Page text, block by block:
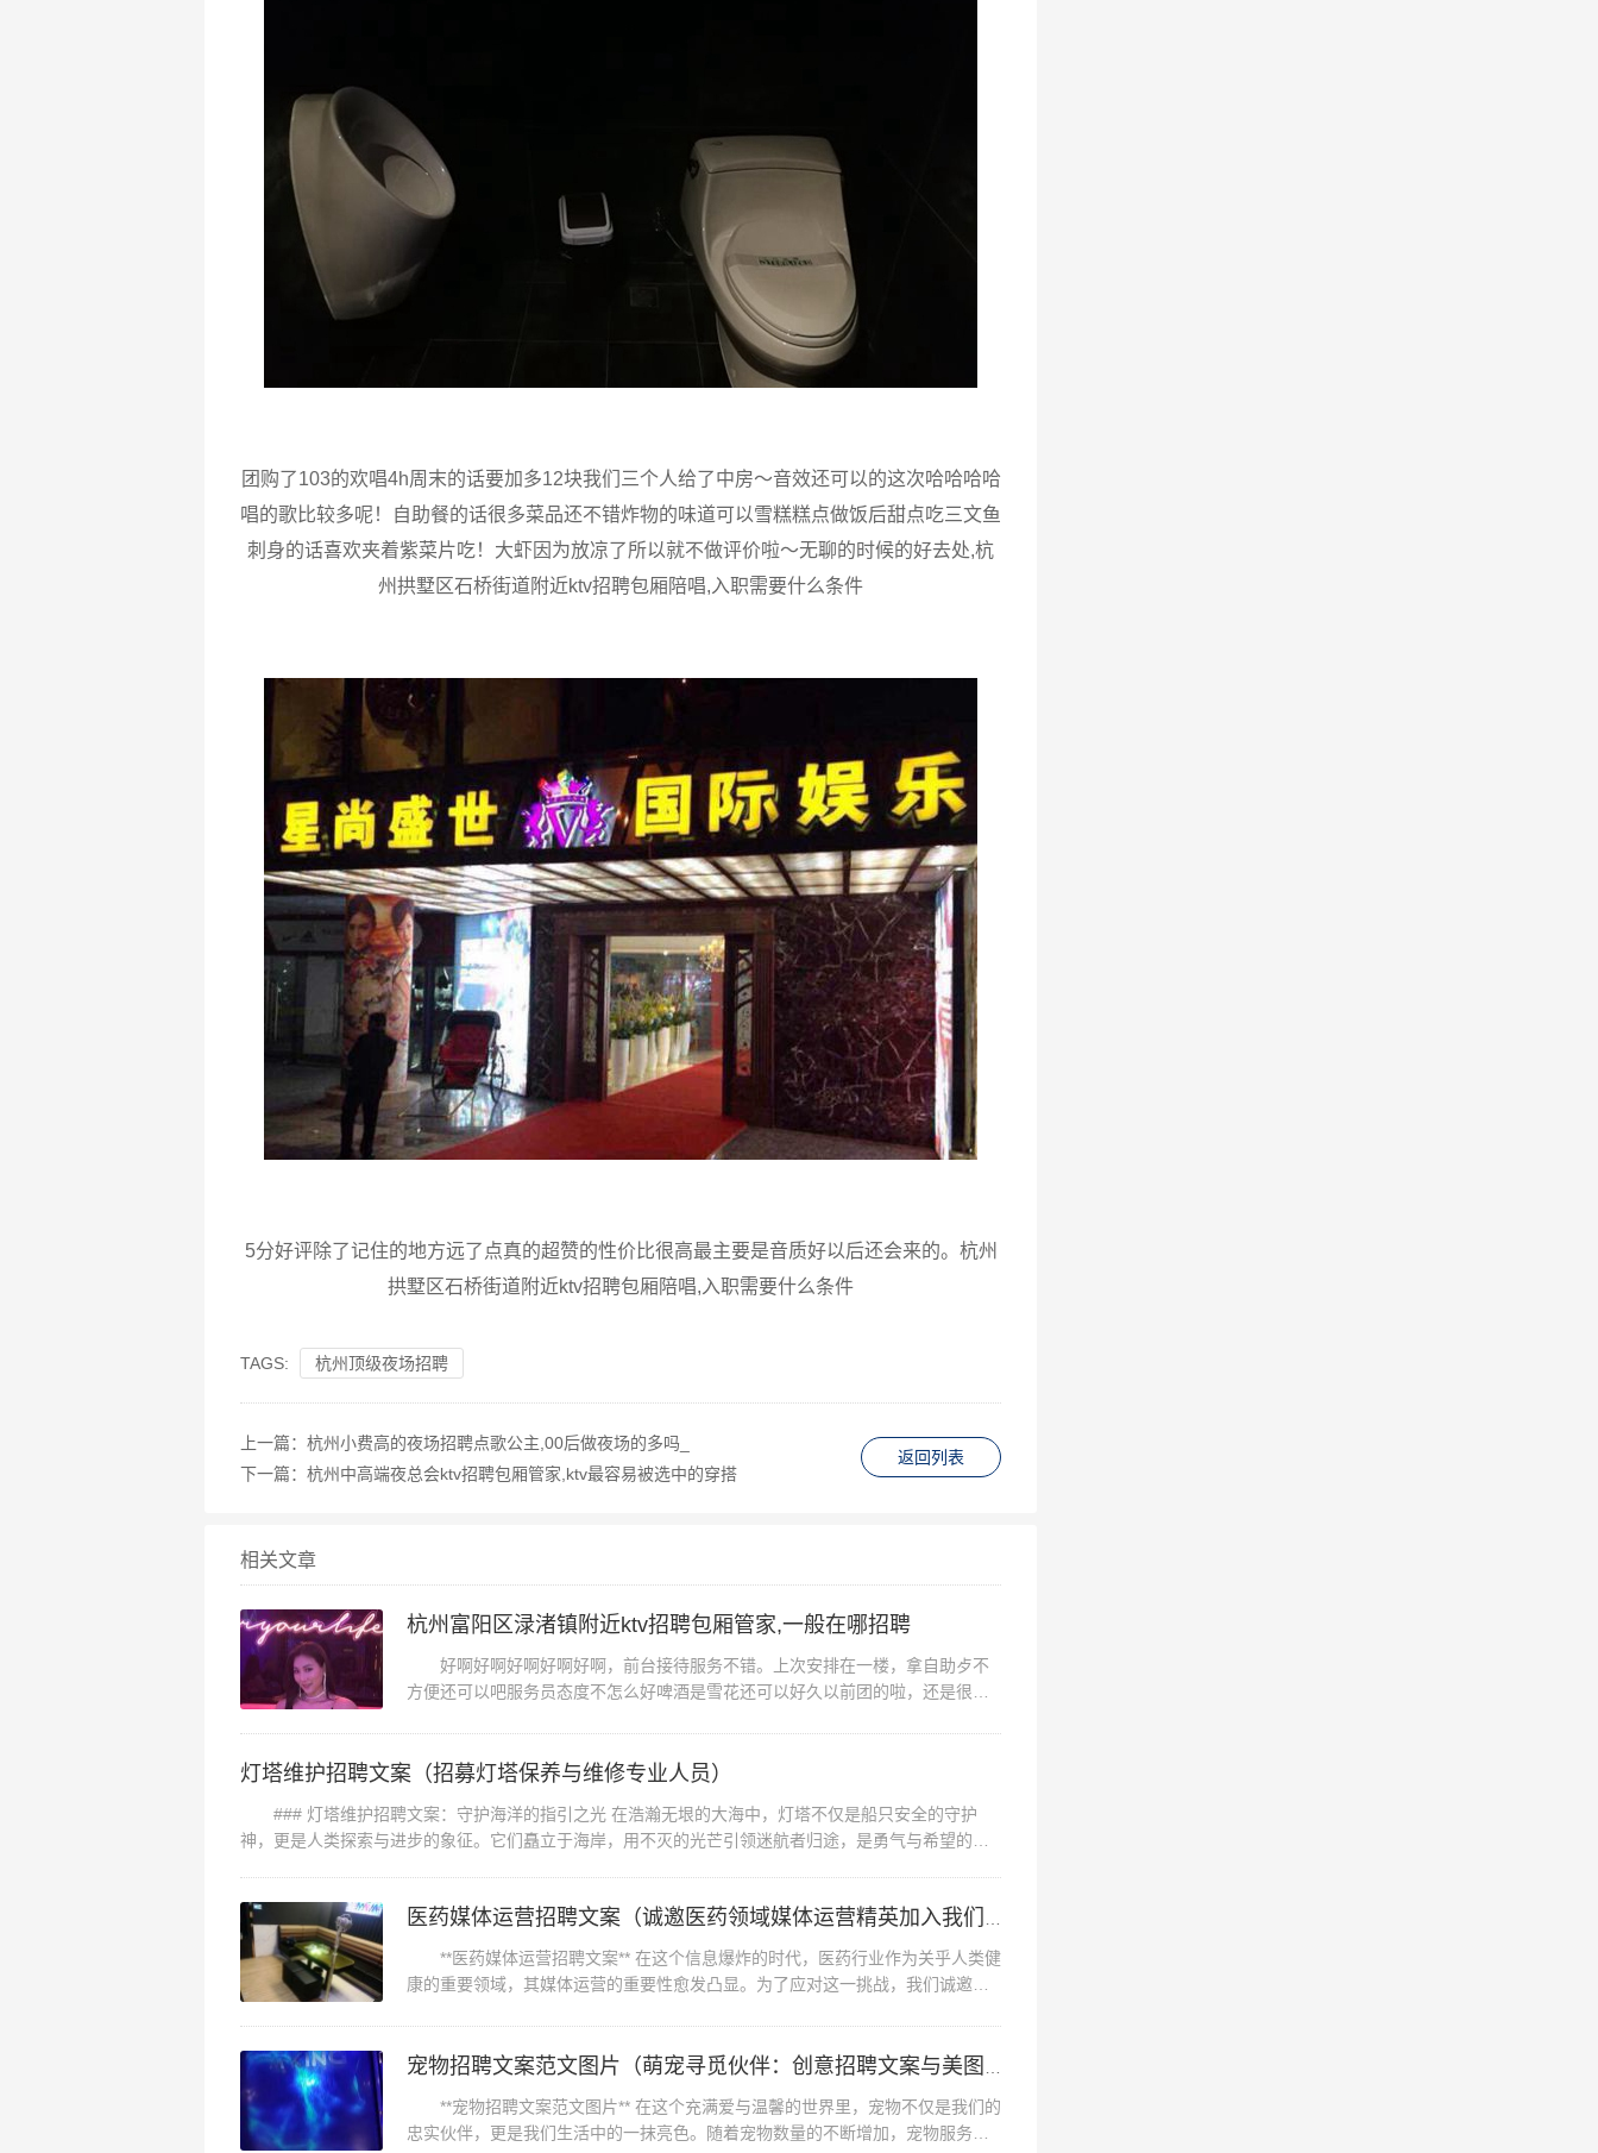
团购了103的欢唱4h周末的话要加多12块我们三个人给了中房～音效还可以的这次哈哈哈哈
唱的歌比较多呢！自助餐的话很多菜品还不错炸物的味道可以雪糕糕点做饭后甜点吃三文鱼
刺身的话喜欢夹着紫菜片吃！大虾因为放凉了所以就不做评价啦～无聊的时候的好去处,杭
州拱墅区石桥街道附近ktv招聘包厢陪唱,入职需要什么条件
5分好评除了记住的地方远了点真的超赞的性价比很高最主要是音质好以后还会来的。杭州
拱墅区石桥街道附近ktv招聘包厢陪唱,入职需要什么条件
TAGS: 杭州顶级夜场招聘
返回列表
上一篇： 杭州小费高的夜场招聘点歌公主,00后做夜场的多吗_
下一篇： 杭州中高端夜总会ktv招聘包厢管家,ktv最容易被选中的穿搭
相关文章
杭州富阳区渌渚镇附近ktv招聘包厢管家,一般在哪招聘
好啊好啊好啊好啊好啊，前台接待服务不错。上次安排在一楼，拿自助歺不
方便还可以吧服务员态度不怎么好啤酒是雪花还可以好久以前团的啦，还是很划
灯塔维护招聘文案（招募灯塔保养与维修专业人员）
### 灯塔维护招聘文案：守护海洋的指引之光 在浩瀚无垠的大海中，灯塔不仅是船只安全的守护
神，更是人类探索与进步的象征。它们矗立于海岸，用不灭的光芒引领迷航者归途，是勇气与希望的灯
**医药媒体运营招聘文案** 在这个信息爆炸的时代，医药行业作为关乎人类健
康的重要领域，其媒体运营的重要性愈发凸显。为了应对这一挑战，我们诚邀有
**宠物招聘文案范文图片** 在这个充满爱与温馨的世界里，宠物不仅是我们的
忠实伙伴，更是我们生活中的一抹亮色。随着宠物数量的不断增加，宠物服务行